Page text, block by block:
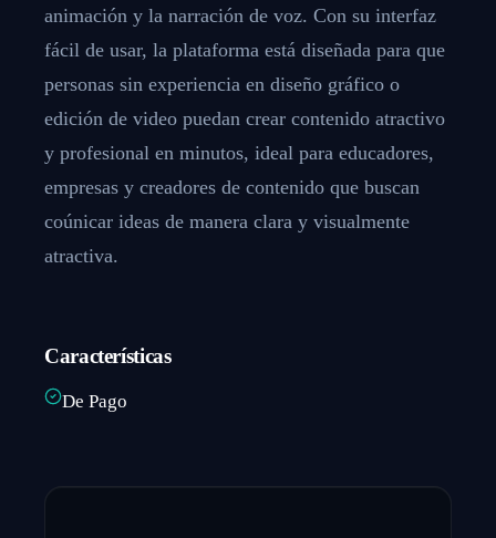
animación y la narración de voz. Con su interfaz
fácil de usar, la plataforma está diseñada para que
personas sin experiencia en diseño gráfico o
edición de video puedan crear contenido atractivo
y profesional en minutos, ideal para educadores,
empresas y creadores de contenido que buscan
coúnicar ideas de manera clara y visualmente
atractiva.
Características
De Pago